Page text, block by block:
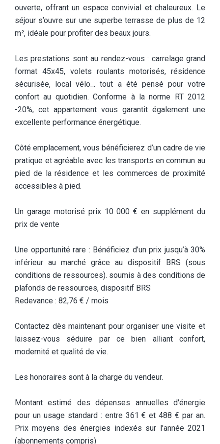
ouverte, offrant un espace convivial et chaleureux. Le
séjour s’ouvre sur une superbe terrasse de plus de 12
m², idéale pour profiter des beaux jours.
Les prestations sont au rendez-vous : carrelage grand
format 45x45, volets roulants motorisés, résidence
sécurisée, local vélo… tout a été pensé pour votre
confort au quotidien. Conforme à la norme RT 2012
-20%, cet appartement vous garantit également une
excellente performance énergétique.
Côté emplacement, vous bénéficierez d’un cadre de vie
pratique et agréable avec les transports en commun au
pied de la résidence et les commerces de proximité
accessibles à pied.
Un garage motorisé prix 10 000 € en supplément du
prix de vente
Une opportunité rare : Bénéficiez d’un prix jusqu’à 30%
inférieur au marché grâce au dispositif BRS (sous
conditions de ressources). soumis à des conditions de
plafonds de ressources, dispositif BRS
Redevance : 82,76 € / mois
Contactez dès maintenant pour organiser une visite et
laissez-vous séduire par ce bien alliant confort,
modernité et qualité de vie.
Les honoraires sont à la charge du vendeur.
Montant estimé des dépenses annuelles d'énergie
pour un usage standard : entre 361 € et 488 € par an.
Prix moyens des énergies indexés sur l'année 2021
(abonnements compris)